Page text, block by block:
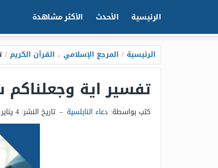
الرئيسية الأحدث الأكثر مشاهدة
الرئيسية / المرجع الإسلامي ، القرآن الكريم /
تفسير اية وجعلناكم
كتب بواسطة: دعاء النابلسية – تاريخ النشر: 4 يناير 2025 - 3:53ص